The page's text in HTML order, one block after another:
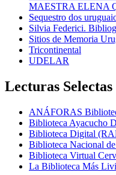
MAESTRA ELENA
Sequestro dos
Silvia Federici.
Sitios de Memoria
Tricontinental
UDELAR
Lecturas Selectas
ANÁFORAS
Biblioteca Ayacucho
Biblioteca Digital
Biblioteca Nacional
Biblioteca Virtual
La Biblioteca Más